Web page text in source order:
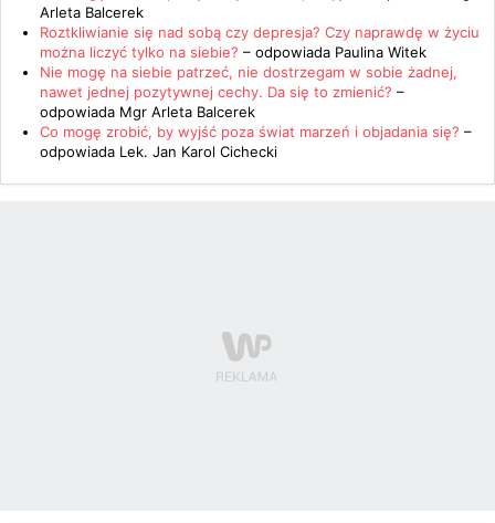
Arleta Balcerek
Roztkliwianie się nad sobą czy depresja? Czy naprawdę w życiu
można liczyć tylko na siebie? – odpowiada Paulina Witek
Nie mogę na siebie patrzeć, nie dostrzegam w sobie żadnej,
nawet jednej pozytywnej cechy. Da się to zmienić? –
odpowiada Mgr Arleta Balcerek
Co mogę zrobić, by wyjść poza świat marzeń i objadania się? –
odpowiada Lek. Jan Karol Cichecki